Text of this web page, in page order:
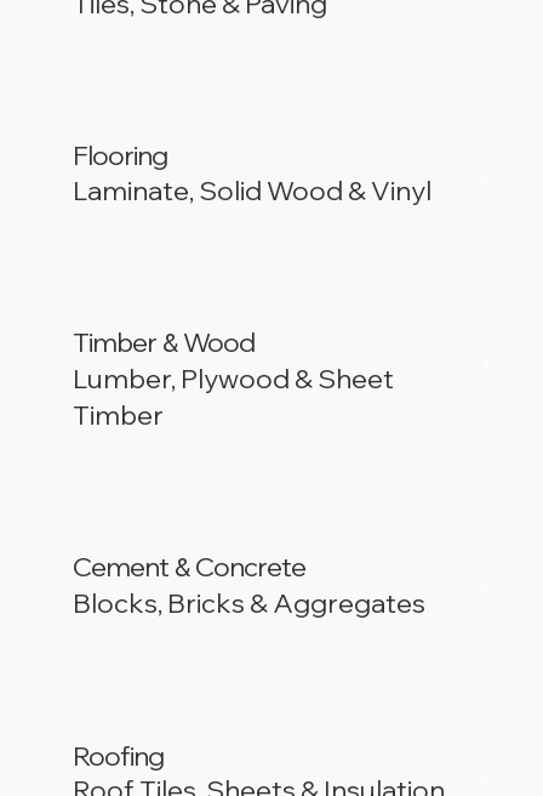
Flooring
Laminate, Solid Wood & Vinyl
Timber& Wood
Lumber, Plywood & Sheet
Timber
Cement& Concrete
Blocks, Bricks & Aggregates
Roofing